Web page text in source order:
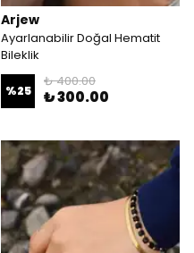
Arjew
Ayarlanabilir Doğal Hematit
Bileklik
%25
₺ 400.00
₺ 300.00